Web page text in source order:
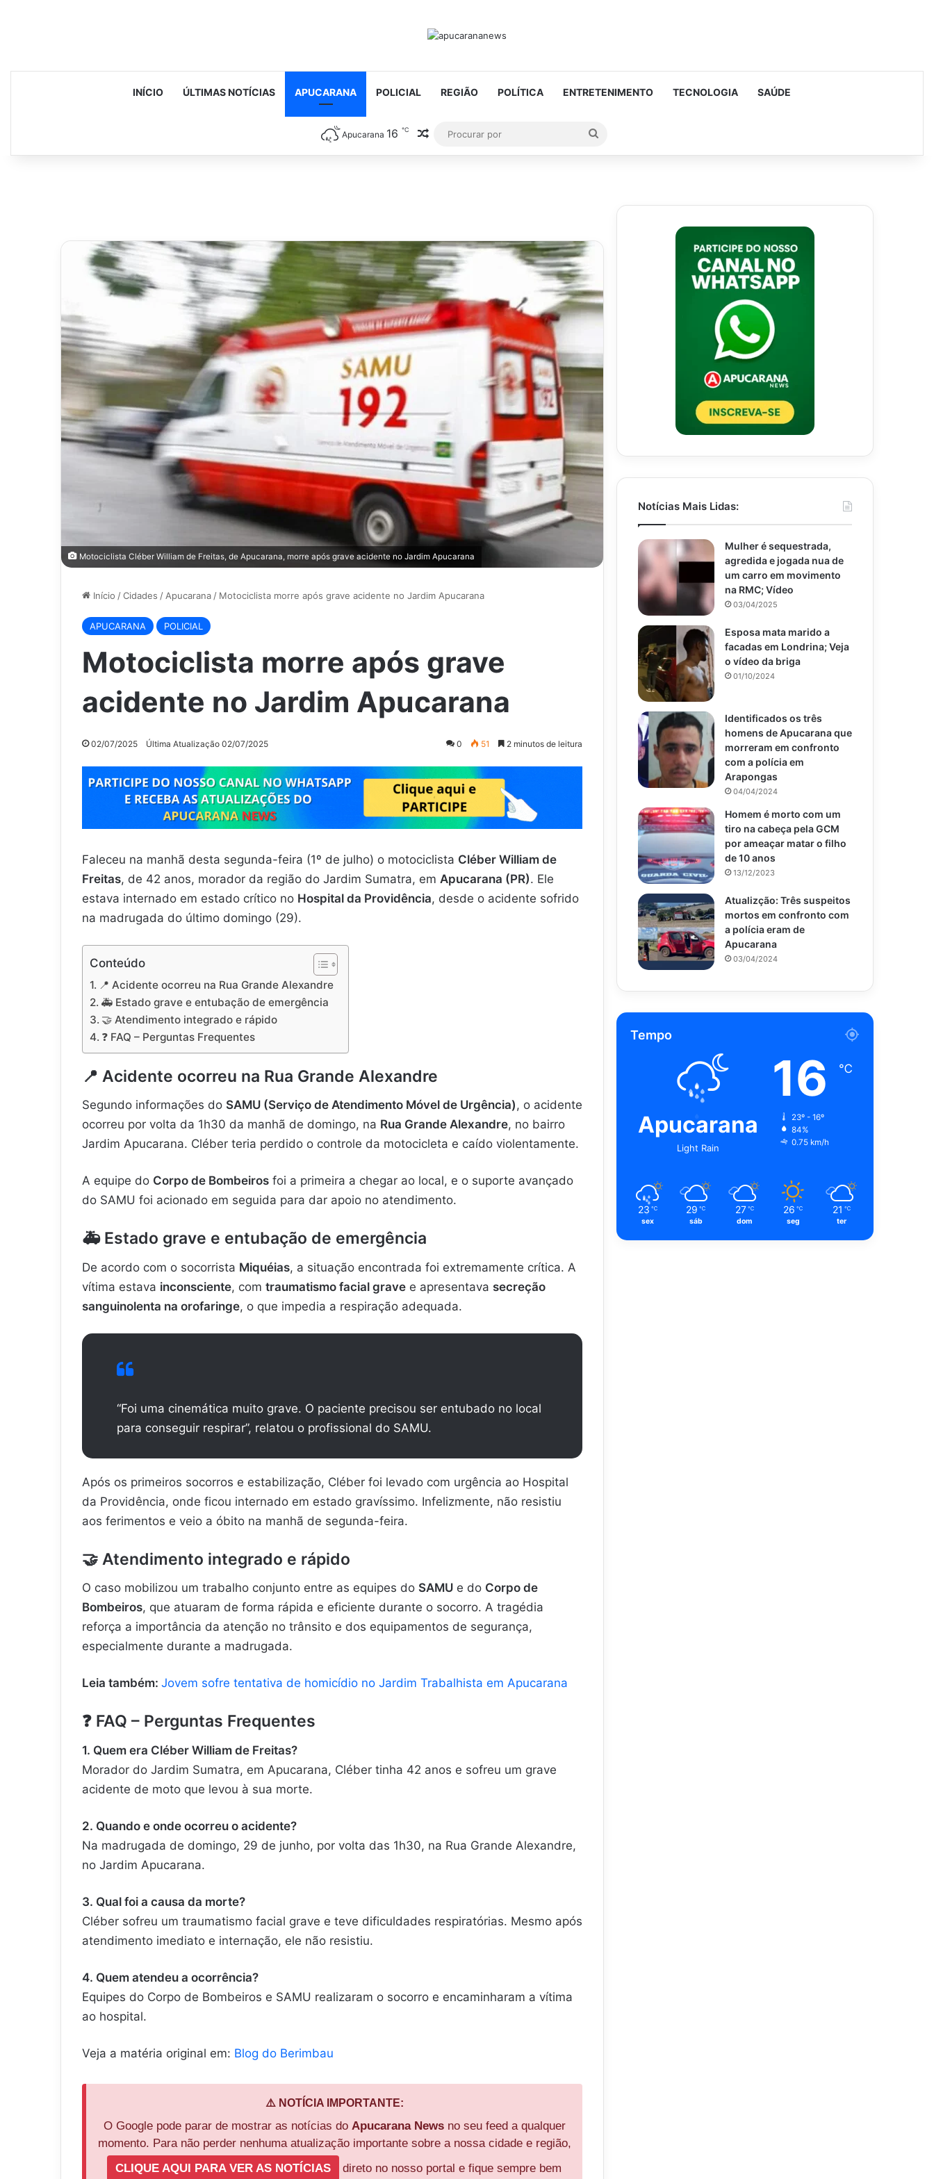
INÍCIO ÚLTIMAS NOTÍCIAS APUCARANA POLICIAL REGIÃO POLÍTICA ENTRETENIMENTO TECNOLOGIA SAÚDE
Apucarana 16 ℃ Artigo aleatório
Procurar
por
Motociclista Cléber William de Freitas, de Apucarana, morre após grave acidente no Jardim Apucarana
Início /Cidades / Apucarana / Motociclista morre após grave acidente no Jardim Apucarana
APUCARANA POLICIAL
Motociclista morre após grave
acidente no Jardim Apucarana
02/07/2025 Última Atualização 02/07/2025 0 51 2 minutos de leitura
Faleceu na manhã desta segunda-feira (1º de julho) o motociclista Cléber William de
Freitas, de 42 anos, morador da região do Jardim Sumatra, em Apucarana (PR). Ele
estava internado em estado crítico no Hospital da Providência, desde o acidente sofrido
na madrugada do último domingo (29).
Conteúdo
📍 Acidente ocorreu na Rua Grande Alexandre
🚑 Estado grave e entubação de emergência
🤝 Atendimento integrado e rápido
❓ FAQ – Perguntas Frequentes
📍 Acidente ocorreu na Rua Grande Alexandre
Segundo informações do SAMU (Serviço de Atendimento Móvel de Urgência), o acidente
ocorreu por volta da 1h30 da manhã de domingo, na Rua Grande Alexandre, no bairro
Jardim Apucarana. Cléber teria perdido o controle da motocicleta e caído violentamente.
A equipe do Corpo de Bombeiros foi a primeira a chegar ao local, e o suporte avançado
do SAMU foi acionado em seguida para dar apoio no atendimento.
🚑 Estado grave e entubação de emergência
De acordo com o socorrista Miquéias, a situação encontrada foi extremamente crítica. A
vítima estava inconsciente, com traumatismo facial grave e apresentava secreção
sanguinolenta na orofaringe, o que impedia a respiração adequada.
“Foi uma cinemática muito grave. O paciente precisou ser entubado no local
para conseguir respirar”, relatou o profissional do SAMU.
Após os primeiros socorros e estabilização, Cléber foi levado com urgência ao Hospital
da Providência, onde ficou internado em estado gravíssimo. Infelizmente, não resistiu
aos ferimentos e veio a óbito na manhã de segunda-feira.
🤝 Atendimento integrado e rápido
O caso mobilizou um trabalho conjunto entre as equipes do SAMU e do Corpo de
Bombeiros, que atuaram de forma rápida e eficiente durante o socorro. A tragédia
reforça a importância da atenção no trânsito e dos equipamentos de segurança,
especialmente durante a madrugada.
Leia também: Jovem sofre tentativa de homicídio no Jardim Trabalhista em Apucarana
❓ FAQ – Perguntas Frequentes
1. Quem era Cléber William de Freitas?
Morador do Jardim Sumatra, em Apucarana, Cléber tinha 42 anos e sofreu um grave
acidente de moto que levou à sua morte.
2. Quando e onde ocorreu o acidente?
Na madrugada de domingo, 29 de junho, por volta das 1h30, na Rua Grande Alexandre,
no Jardim Apucarana.
3. Qual foi a causa da morte?
Cléber sofreu um traumatismo facial grave e teve dificuldades respiratórias. Mesmo após
atendimento imediato e internação, ele não resistiu.
4. Quem atendeu a ocorrência?
Equipes do Corpo de Bombeiros e SAMU realizaram o socorro e encaminharam a vítima
ao hospital.
Veja a matéria original em: Blog do Berimbau
⚠️ NOTÍCIA IMPORTANTE:
O Google pode parar de mostrar as notícias do Apucarana Newsno seu feed a qualquer
momento. Para não perder nenhuma atualização importante sobre a nossa cidade e região,
CLIQUE AQUI PARA VER AS NOTÍCIAS
direto no nosso portal e fique sempre bem
Notícias Mais Lidas:
Mulher é sequestrada,
agredida e jogada nua de
um carro em movimento
na RMC; Vídeo
03/04/2025
Esposa mata marido a
facadas em Londrina; Veja
o vídeo da briga
01/10/2024
Identificados os três
homens de Apucarana que
morreram em confronto
com a polícia em
Arapongas
04/04/2024
Homem é morto com um
tiro na cabeça pela GCM
por ameaçar matar o filho
de 10 anos
13/12/2023
Atualizção: Três suspeitos
mortos em confronto com
a polícia eram de
Apucarana
03/04/2024
Tempo
Apucarana
Light Rain
16 ℃
23º - 16º
84%
0.75 km/h
23 ℃
sex
29 ℃
sáb
27 ℃
dom
26 ℃
seg
21 ℃
ter